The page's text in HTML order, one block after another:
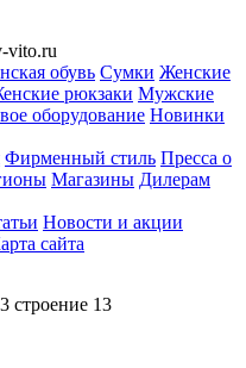
vito.ru
обувь Сумки Женские
рюкзаки Мужские
оборудование Новинки
Фирменный стиль Пресса о
Магазины Дилерам
Новости и акции
сайта
строение 13